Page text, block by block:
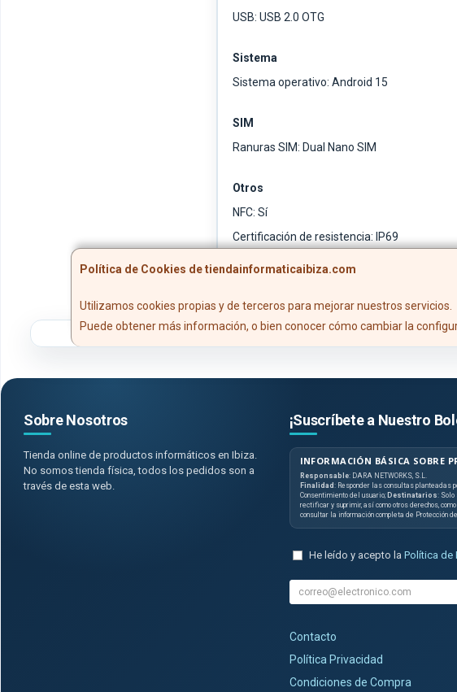
USB: USB 2.0 OTG
Sistema
Sistema operativo: Android 15
SIM
Ranuras SIM: Dual Nano SIM
Otros
NFC: Sí
Certificación de resistencia: IP69
Política de Cookies de tiendainformaticaibiza.com
Utilizamos cookies propias y de terceros para mejorar nuestros servicios.
Puede obtener más información, o bien conocer cómo cambiar la
Sobre Nosotros
Tienda online de productos informáticos en Ibiza.
No somos tienda física, todos los pedidos son a
través de esta web.
¡Suscríbete a Nuestro
INFORMACIÓN BÁSICA SOBRE
Responsable: DARA NETWORKS, S.L.
Finalidad : Responder las consultas planteadas
Consentimiento del usuario; Destinatarios:
rectificar y suprimir, así como otros derechos,
consultar la información completa de Protección
He leído y acepto la Política de
Contacto
Política Privacidad
Condiciones de Compra